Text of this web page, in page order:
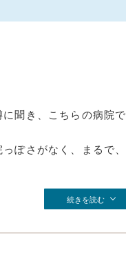
聞き、こちらの病院で
ぽさがなく、まるで、
続きを読む